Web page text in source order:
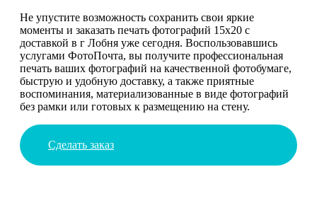
Не упустите возможность сохранить свои яркие
моменты и заказать печать фотографий 15х20 с
доставкой в г Лобня уже сегодня. Воспользовавшись
услугами ФотоПочта, вы получите профессиональная
печать ваших фотографий на качественной фотобумаге,
быструю и удобную доставку, а также приятные
воспоминания, материализованные в виде фотографий
без рамки или готовых к размещению на стену.
Сделать заказ